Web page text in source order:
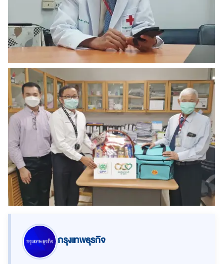
กรุงเทพธุรกิจ